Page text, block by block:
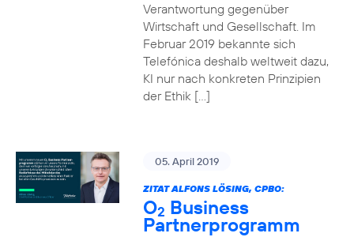
Verantwortung gegenüber
Wirtschaft und Gesellschaft. Im
Februar 2019 bekannte sich
Telefónica deshalb weltweit dazu,
KI nur nach konkreten Prinzipien
der Ethik […]
05. April 2019
ZITAT ALFONS LÖSING, CPBO:
O2 Business
Partnerprogramm